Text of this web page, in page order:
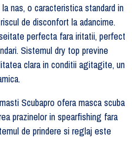
nas, o caracteristica standard in
de disconfort la adancime.
perfecta fara iritatii, perfect
Sistemul dry top previne
clara in conditii agitagite, un
Scubapro ofera masca scuba
prazinelor in spearfishing fara
de prindere si reglaj este